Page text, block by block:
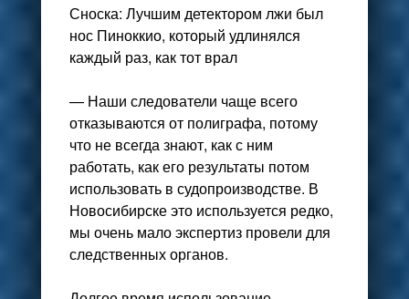
Сноска: Лучшим детектором лжи был
нос Пиноккио, который удлинялся
каждый раз, как тот врал
— Наши следователи чаще всего
отказываются от полиграфа, потому
что не всегда знают, как с ним
работать, как его результаты потом
использовать в судопроизводстве. В
Новосибирске это используется редко,
мы очень мало экспертиз провели для
следственных органов.